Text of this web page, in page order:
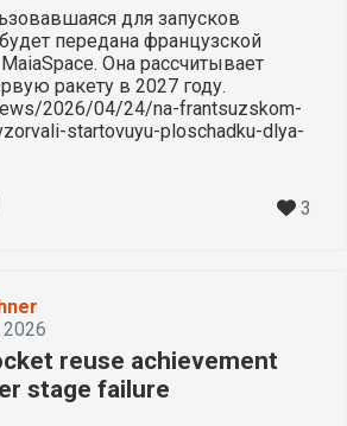
для запусков
передана французской
Она рассчитывает
ракету в 2027 году.
2026/04/24/na-frantsuzskom-
startovuyu-ploschadku-dlya-
3
2026
reuse achievement
stage failure